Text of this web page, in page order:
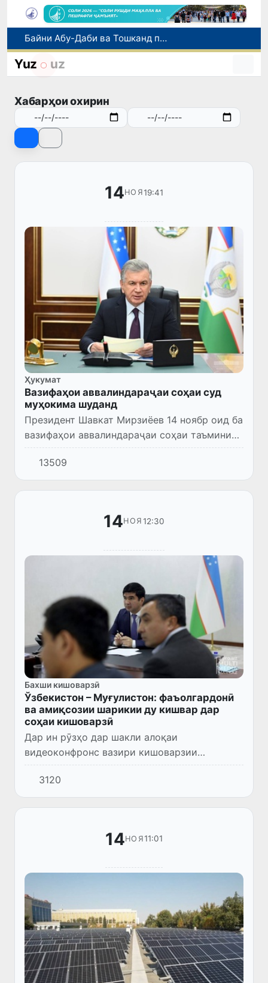
Байни Абу-Даби ва Тошканд парвозҳои ҳаррӯза оғоз гардиданд
Дар вилояти Фарғона нисбат ба роҳбари филиали Палатаи давлатии кадастр парвандаи ҷиноятӣ оғоз гардид
Имрӯз дар Ӯзбекистон иқдоми навбатии «Рӯзи бидуни мошин» баргузор мешавад
Yuz uz
Хабарҳои охирин
14НОЯ19:41
Ҳукумат
Вазифаҳои аввалиндараҷаи соҳаи суд
муҳокима шуданд
Президент Шавкат Мирзиёев 14 ноябр оид ба
вазифаҳои аввалиндараҷаи соҳаи таъмини
адолат ҷамъомад баргузор намуд.
13509
14НОЯ 12:30
Бахши кишоварзӣ
Ўзбекистон – Муғулистон: фаъолгардонӣ
ва амиқсозии шарикии ду кишвар дар
соҳаи кишоварзӣ
Дар ин рӯзҳо дар шакли алоқаи
видеоконфронс вазири кишоварзии
Ҷумҳурии Ўзбекистон Азиз Воитов бо вазири
озуқаворӣ, кишоварзӣ ва саноати сабуки
Муғулистон Болорчулуун Хаянгаа мулоқ...
3120
14НОЯ11:01